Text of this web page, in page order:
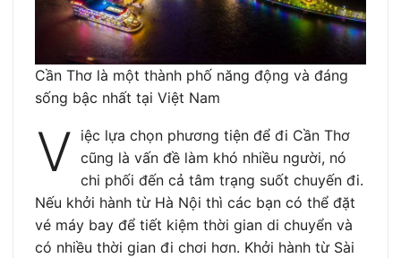
Cần Thơ là một thành phố năng động và đáng
sống bậc nhất tại Việt Nam
V iệc lựa chọn phương tiện để đi Cần Thơ
cũng là vấn đề làm khó nhiều người, nó
chi phối đến cả tâm trạng suốt chuyến đi.
Nếu khởi hành từ Hà Nội thì các bạn có thể đặt
vé máy bay để tiết kiệm thời gian di chuyển và
có nhiều thời gian đi chơi hơn. Khởi hành từ Sài